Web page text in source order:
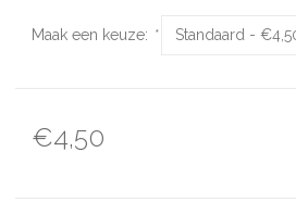
Maak een keuze: *
€4,50